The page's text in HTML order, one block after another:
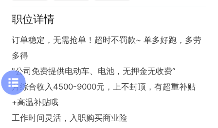
职位详情
订单稳定，无需抢单！超时不罚款~ 单多好跑，多劳
多得
"公司免费提供电动车、电池，无押金无收费“
月综合收入4500-9000元，上不封顶，有超重补贴
+高温补贴哦
工作时间灵活，入职购买商业险